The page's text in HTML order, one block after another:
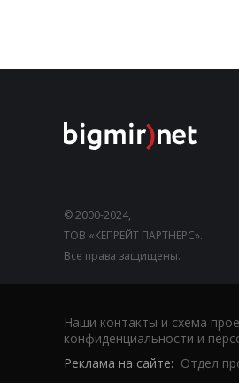
© 2000-2024,
ТОВ «КЕПРЕЙТ ПАРТНЕРС».
Все права защищены.
Наши контакты и схема
конфиденциальности и
Реклама на сайте: Отдел